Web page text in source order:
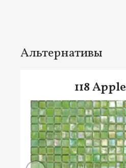
Альтернативы
118 Apple